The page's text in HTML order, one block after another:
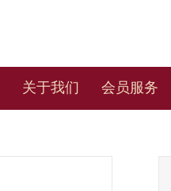
关于我们 会员服务